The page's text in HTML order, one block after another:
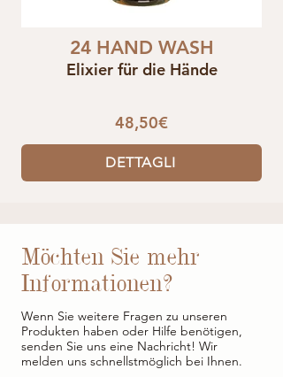
24 HAND WASH
Elixier für die Hände
48,50€
DETTAGLI
Möchten Sie mehr
Informationen?
Wenn Sie weitere Fragen zu unseren
Produkten haben oder Hilfe benötigen,
senden Sie uns eine Nachricht! Wir
melden uns schnellstmöglich bei Ihnen.